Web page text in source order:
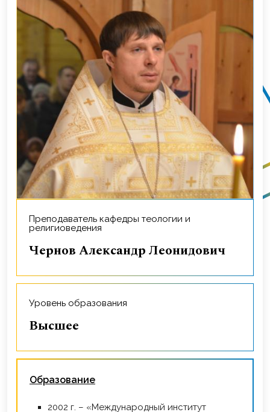
Преподаватель кафедры теологии и
религиоведения
Чернов Александр Леонидович
Уровень образования
Высшее
Образование
2002 г. – «Международный институт